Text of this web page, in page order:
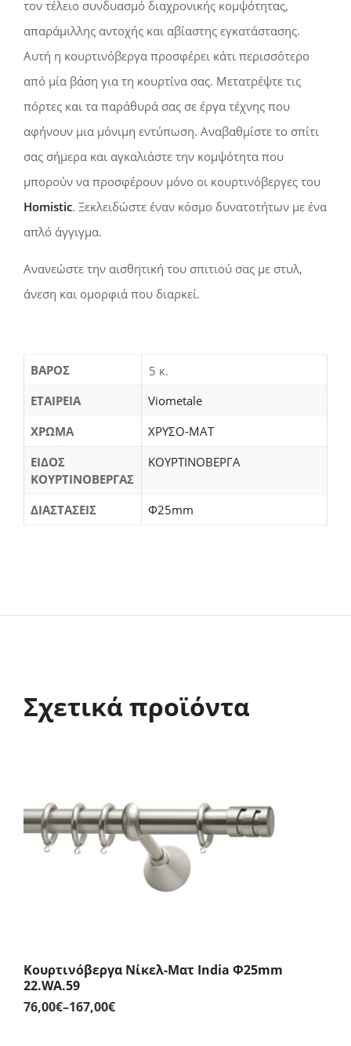
τον τέλειο συνδυασμό διαχρονικής κομψότητας,
απαράμιλλης αντοχής και αβίαστης εγκατάστασης.
Αυτή η κουρτινόβεργα προσφέρει κάτι περισσότερο
από μία βάση για τη κουρτίνα σας. Μετατρέψτε τις
πόρτες και τα παράθυρά σας σε έργα τέχνης που
αφήνουν μια μόνιμη εντύπωση. Αναβαθμίστε το σπίτι
σας σήμερα και αγκαλιάστε την κομψότητα που
μπορούν να προσφέρουν μόνο οι κουρτινόβεργες του
Homistic. Ξεκλειδώστε έναν κόσμο δυνατοτήτων με ένα
απλό άγγιγμα.
Ανανεώστε την αισθητική του σπιτιού σας με στυλ,
άνεση και ομορφιά που διαρκεί.
ΒΆΡΟΣ
5 κ.
ΕΤΑΙΡΕΙΑ
Viometale
ΧΡΩΜΑ
ΧΡΥΣΟ-ΜΑΤ
ΕΙΔΟΣ
ΚΟΥΡΤΙΝΟΒΕΡΓΑΣ
ΚΟΥΡΤΙΝΟΒΕΡΓΑ
ΔΙΑΣΤΑΣΕΙΣ Φ25mm
Σχετικά προϊόντα
Κουρτινόβεργα Νίκελ-Ματ India Φ25mm
22.WA.59
76,00€–167,00€Price